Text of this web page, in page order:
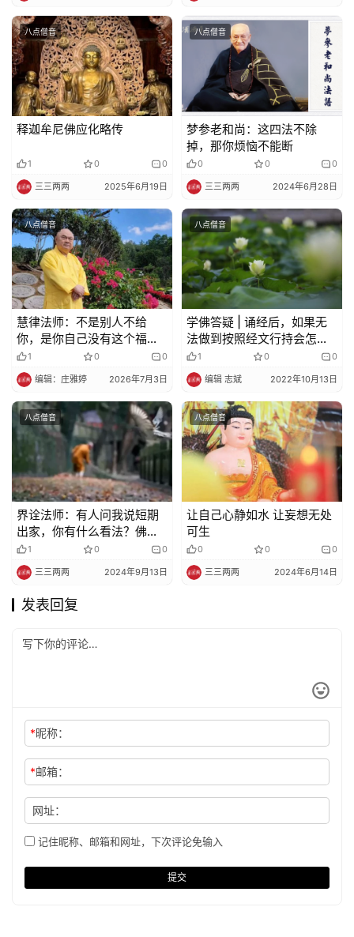
八点僧音
释迦牟尼佛应化略传
1 0 0
三三两两 2025年6月19日
八点僧音
梦参老和尚：这四法不除
掉，那你烦恼不能断
0 0 0
三三两两 2024年6月28日
八点僧音
慧律法师：不是别人不给
你，是你自己没有这个福
报！
1 0 0
编辑：庄雅婷 2026年7月3日
八点僧音
学佛答疑 | 诵经后，如果无
法做到按照经文行持会怎
样？
1 0 0
编辑 志斌 2022年10月13日
八点僧音
界诠法师：有人问我说短期
出家，你有什么看法？佛教
本来没有一个短期出家的
1 0 0
三三两两 2024年9月13日
八点僧音
让自己心静如水 让妄想无处
可生
0 0 0
三三两两 2024年6月14日
发表回复
*昵称：
*邮箱：
网址：
记住昵称、邮箱和网址，下次评论免输入
提交